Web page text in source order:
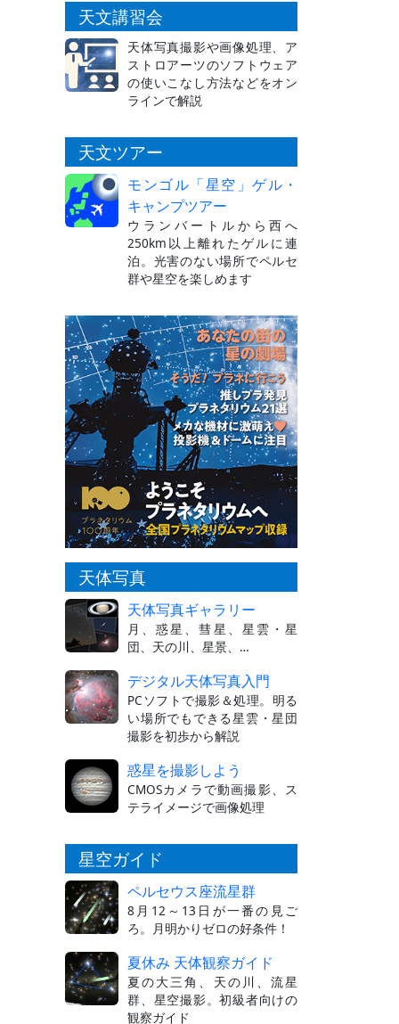
天文講習会
天体写真撮影や画像処理、ア
ストロアーツのソフトウェア
の使いこなし方法などをオン
ラインで解説
天文ツアー
モンゴル「星空」ゲル・
キャンプツアー
ウランバートルから西へ
250km以上離れたゲルに連
泊。光害のない場所でペルセ
群や星空を楽しめます
天体写真
天体写真ギャラリー
月、惑星、彗星、星雲・星
団、天の川、星景、…
デジタル天体写真入門
PCソフトで撮影＆処理。明る
い場所でもできる星雲・星団
撮影を初歩から解説
惑星を撮影しよう
CMOSカメラで動画撮影、ス
テライメージで画像処理
星空ガイド
ペルセウス座流星群
8月12～13日が一番の見ご
ろ。月明かりゼロの好条件！
夏休み 天体観察ガイド
夏の大三角、天の川、流星
群、星空撮影。初級者向けの
観察ガイド